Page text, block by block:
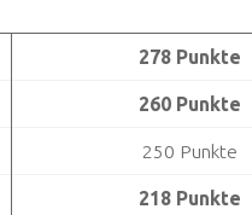
278 Punkte
260 Punkte
250 Punkte
218 Punkte